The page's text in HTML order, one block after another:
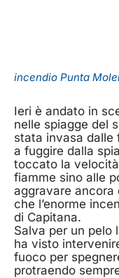
incendio Punta
Ieri è andato in
nelle spiagge del
stata invasa dalle
a fuggire dalla
toccato la
fiamme sino alle
aggravare ancora
che l’enorme
di Capitana.
Salva per un pelo
ha visto
fuoco per
protraendo